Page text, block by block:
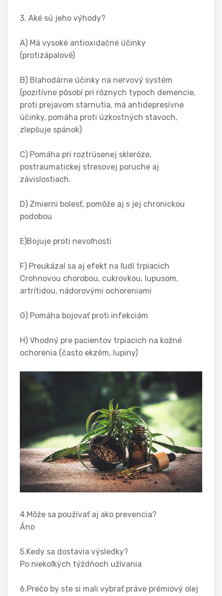
3. Aké sú jeho výhody?
A) Má vysoké antioxidačné účinky
(protizápalové)
B) Blahodárne účinky na nervový systém
(pozitívne pôsobí pri rôznych typoch demencie,
proti prejavom starnutia, má antidepresívne
účinky, pomáha proti úzkostných stavoch,
zlepšuje spánok)
C) Pomáha pri roztrúsenej skleróze,
postraumatickej stresovej poruche aj
závislostiach.
D) Zmierni bolesť, pomôže aj s jej chronickou
podobou
E)Bojuje proti nevoľnosti
F) Preukázal sa aj efekt na ľudí trpiacich
Crohnovou chorobou, cukrovkou, lupusom,
artrítidou, nádorovými ochoreniami
G) Pomáha bojovať proti infekciám
H) Vhodný pre pacientov trpiacich na kožné
ochorenia (často ekzém, lupiny)
4.Môže sa používať aj ako prevencia?
Áno
5.Kedy sa dostavia výsledky?
Po niekoľkých týždňoch užívania
6.Prečo by ste si mali vybrať práve prémiový olej